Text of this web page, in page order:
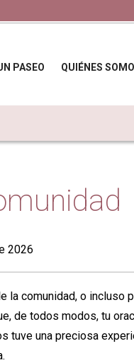
PASEO QUIÉNES
2026
la comunidad, o incluso
de todos modos, tu
tuve una preciosa